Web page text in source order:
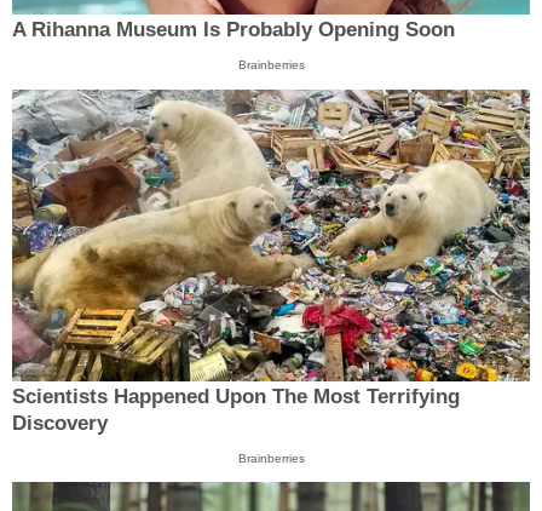
A Rihanna Museum Is Probably Opening Soon
Brainberries
Scientists Happened Upon The Most Terrifying
Discovery
Brainberries